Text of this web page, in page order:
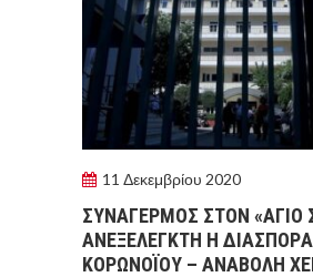
11 Δεκεμβρίου 2020
ΣΥΝΑΓΕΡΜOΣ ΣΤΟΝ «AΓΙΟ
ΑΝΕΞEΛΕΓΚΤΗ Η
ΚΟΡΩΝΟΪΟY – ΑΝΑΒΟΛH